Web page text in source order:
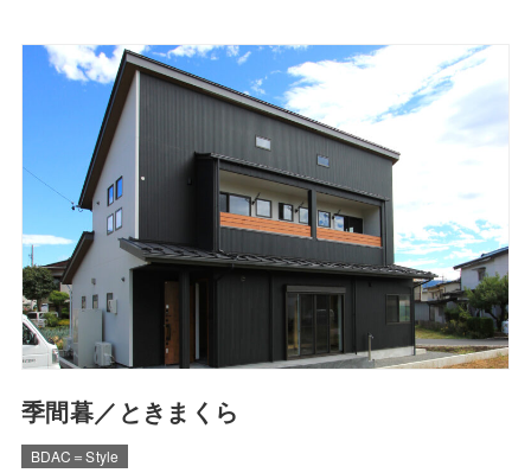
季間暮／ときまくら
BDAC＝Style